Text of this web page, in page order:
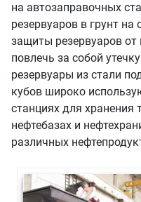
на автозаправочных
резервуаров в грунт
защиты резервуаров
повлечь за собой
резервуары из стали
кубов широко
станциях для хранения
нефтебазах и
различных